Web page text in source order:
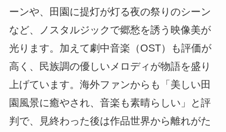
ーンや、田園に提灯が灯る夜の祭りのシーン
など、ノスタルジックで郷愁を誘う映像美が
光ります。加えて劇中音楽（OST）も評価が
高く、民族調の優しいメロディが物語を盛り
上げています。海外ファンからも「美しい田
園風景に癒やされ、音楽も素晴らしい」と評
判で、見終わった後は作品世界から離れがた